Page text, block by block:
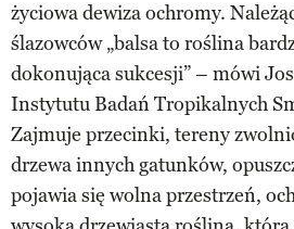
życiowa dewiza ochromy.
ślazowców „balsa to roślina
dokonująca sukcesji” – mówi
Instytutu Badań Tropikalnych
Zajmuje przecinki, tereny
drzewa innych gatunków,
pojawia się wolna przestrzeń,